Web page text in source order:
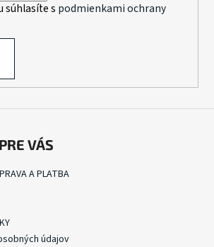
p
v
ý
u
súhlasíte s podmienkami ochrany
VÁS
A PLATBA
údajov